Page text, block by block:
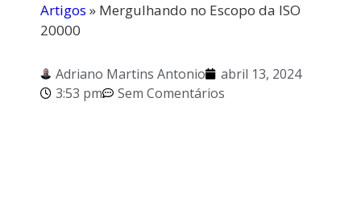
Artigos » Mergulhando no Escopo da ISO
20000
Adriano Martins Antonio
abril 13, 2024
3:53 pm
Sem Comentários